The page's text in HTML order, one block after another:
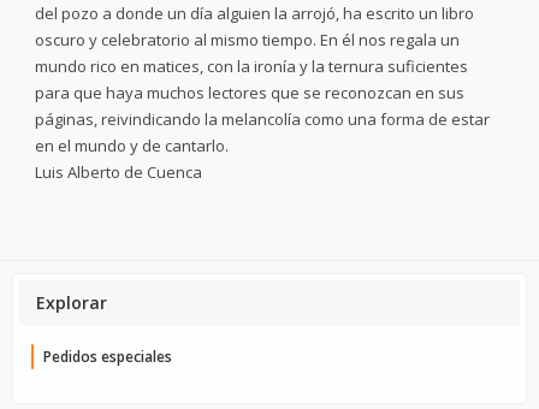
del pozo a donde un día alguien la arrojó, ha escrito un libro
oscuro y celebratorio al mismo tiempo. En él nos regala un
mundo rico en matices, con la ironía y la ternura suficientes
para que haya muchos lectores que se reconozcan en sus
páginas, reivindicando la melancolía como una forma de estar
en el mundo y de cantarlo.
Luis Alberto de Cuenca
Explorar
Pedidos especiales